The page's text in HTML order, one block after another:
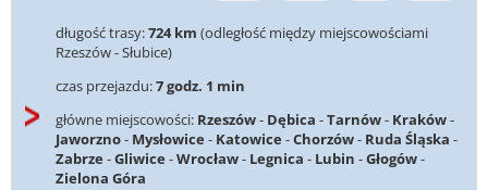
długość trasy:724 km (odległość między miejscowościami
Rzeszów - Słubice)
czas przejazdu:7 godz. 1 min
główne miejscowości: Rzeszów- Dębica -Tarnów- Kraków-
Jaworzno- Mysłowice - Katowice -Chorzów- Ruda Śląska -
Zabrze -Gliwice -Wrocław- Legnica - Lubin -Głogów-
Zielona Góra